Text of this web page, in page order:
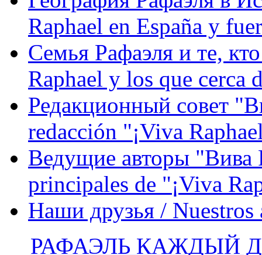
Raphael en España y
Семья Рафаэля и те,
Raphael y los que cerca
Редакционный совет
redacción "¡Viva
Ведущие авторы "Вива
principales de "¡Viva
Наши друзья / Nuestros
РАФАЭЛЬ КАЖДЫЙ